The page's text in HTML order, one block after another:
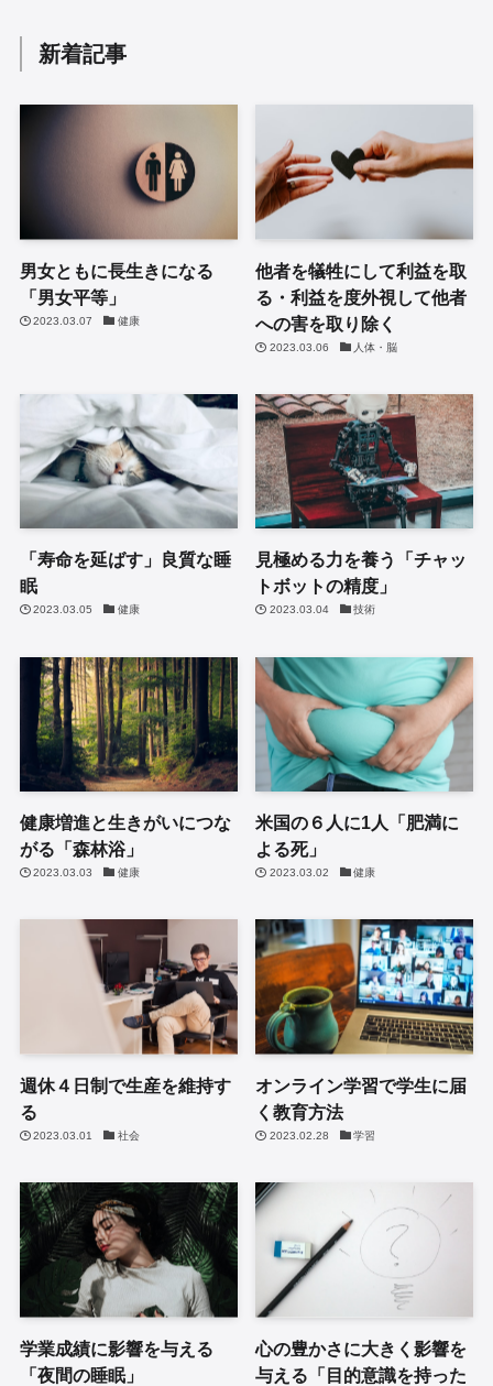
新着記事
男女ともに長生きになる
「男女平等」
2023.03.07 健康
他者を犠牲にして利益を取
る・利益を度外視して他者
への害を取り除く
2023.03.06 人体・脳
「寿命を延ばす」良質な睡
眠
2023.03.05 健康
見極める力を養う「チャッ
トボットの精度」
2023.03.04 技術
健康増進と生きがいにつな
がる「森林浴」
2023.03.03 健康
米国の６人に1人「肥満に
よる死」
2023.03.02 健康
週休４日制で生産を維持す
る
2023.03.01 社会
オンライン学習で学生に届
く教育方法
2023.02.28 学習
学業成績に影響を与える
「夜間の睡眠」
心の豊かさに大きく影響を
与える「目的意識を持った